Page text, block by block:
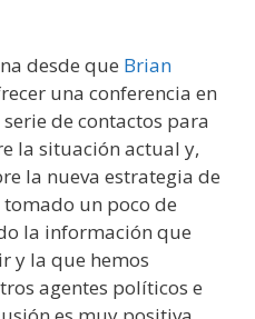
desde que Brian
una conferencia en
de contactos para
la situación actual y,
la nueva estrategia de
tomado un poco de
la información que
y la que hemos
agentes políticos e